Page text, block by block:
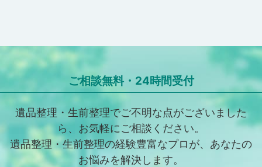
ご相談無料・24時間受付
遺品整理・生前整理でご不明な点がございました
ら、お気軽にご相談ください。
遺品整理・生前整理の経験豊富なプロが、あなたの
お悩みを解決します。